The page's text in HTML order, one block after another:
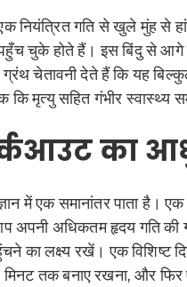
नियंत्रित गति से खुले मुंह से
चुके होते हैं। इस बिंदु से आगे
ग्रंथ चेतावनी देते हैं कि यह
कि मृत्यु सहित गंभीर
का
में एक समानांतर पाता है।
अपनी अधिकतम हृदय गति
लक्ष्य रखें। एक विशिष्ट
तक बनाए रखना, और